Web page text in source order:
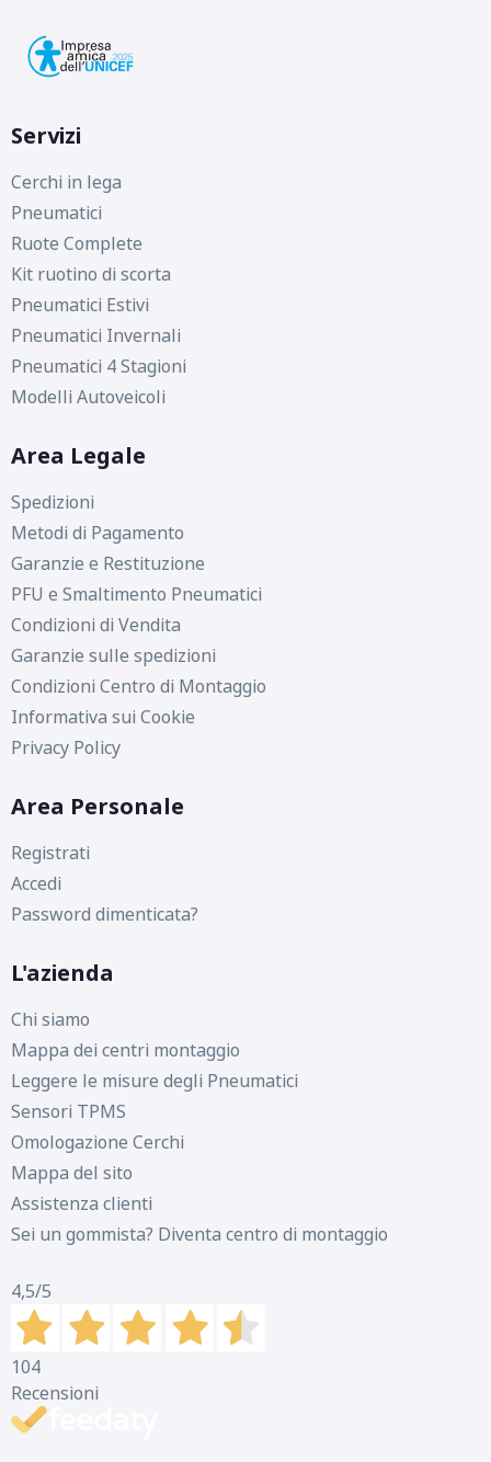
Servizi
Cerchi in lega
Pneumatici
Ruote Complete
Kit ruotino di scorta
Pneumatici Estivi
Pneumatici Invernali
Pneumatici 4 Stagioni
Modelli Autoveicoli
Area Legale
Spedizioni
Metodi di Pagamento
Garanzie e Restituzione
PFU e Smaltimento Pneumatici
Condizioni di Vendita
Garanzie sulle spedizioni
Condizioni Centro di Montaggio
Informativa sui Cookie
Privacy Policy
Area Personale
Registrati
Accedi
Password dimenticata?
L'azienda
Chi siamo
Mappa dei centri montaggio
Leggere le misure degli Pneumatici
Sensori TPMS
Omologazione Cerchi
Mappa del sito
Assistenza clienti
Sei un gommista? Diventa centro di montaggio
4,5/5
104
Recensioni